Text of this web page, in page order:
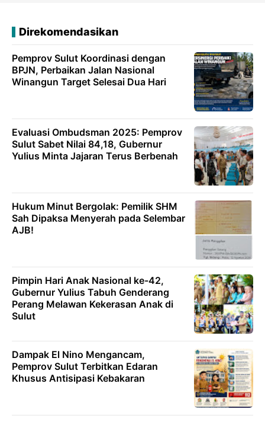
Direkomendasikan
Pemprov Sulut Koordinasi dengan
BPJN, Perbaikan Jalan Nasional
Winangun Target Selesai Dua Hari
Evaluasi Ombudsman 2025: Pemprov
Sulut Sabet Nilai 84,18, Gubernur
Yulius Minta Jajaran Terus Berbenah
Hukum Minut Bergolak: Pemilik SHM
Sah Dipaksa Menyerah pada Selembar
AJB!
Pimpin Hari Anak Nasional ke-42,
Gubernur Yulius Tabuh Genderang
Perang Melawan Kekerasan Anak di
Sulut
Dampak El Nino Mengancam,
Pemprov Sulut Terbitkan Edaran
Khusus Antisipasi Kebakaran